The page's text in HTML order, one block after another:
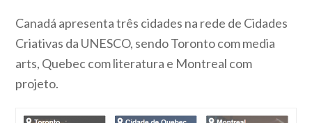
Canadá apresenta três cidades na rede de Cidades
Criativas da UNESCO, sendo Toronto com media
arts, Quebec com literatura e Montreal com
projeto.